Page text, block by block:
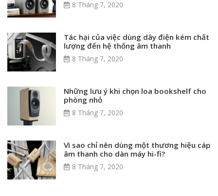
8 Tháng 7, 2020
Tác hại của việc dùng dây điện kém chất
lượng đến hệ thống âm thanh
8 Tháng 7, 2020
Những lưu ý khi chọn loa bookshelf cho
phòng nhỏ
8 Tháng 7, 2020
Vì sao chỉ nên dùng một thương hiệu cáp
âm thanh cho dàn máy hi-fi?
8 Tháng 7, 2020